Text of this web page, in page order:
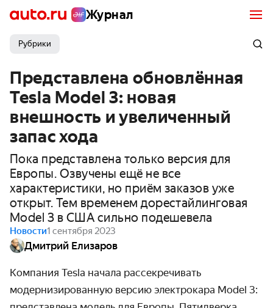
Журнал
Рубрики
Представлена обновлённая
Tesla Model 3: новая
внешность и увеличенный
запас хода
Пока представлена только версия для
Европы. Озвучены ещё не все
характеристики, но приём заказов уже
открыт. Тем временем дорестайлинговая
Model 3 в США сильно подешевела
Новости1 сентября 2023
Дмитрий Елизаров
Компания Tesla начала рассекречивать
модернизированную версию электрокара Model 3: